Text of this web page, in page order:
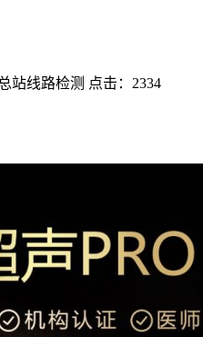
站线路检测 点击： 2334